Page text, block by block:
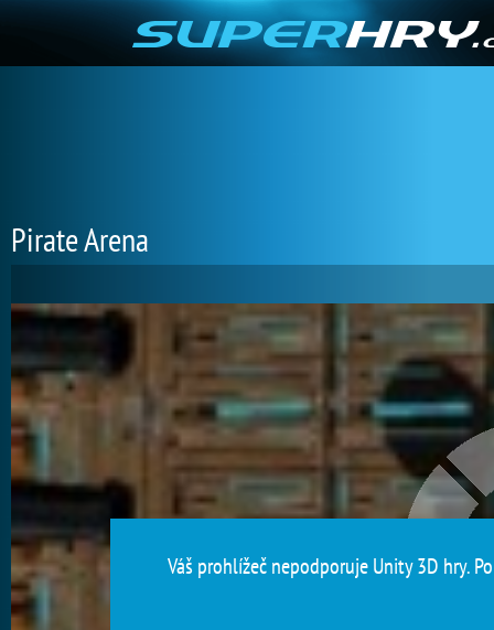
Pirate Arena
Váš prohlížeč nepodporuje Unity 3D hry.